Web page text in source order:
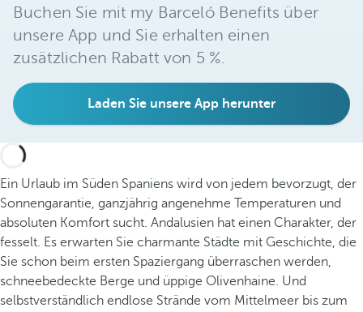
Buchen Sie mit my Barceló Benefits über
unsere App und Sie erhalten einen
zusätzlichen Rabatt von 5 %.
Laden Sie unsere App herunter
Ein Urlaub im Süden Spaniens wird von jedem bevorzugt, der
Sonnengarantie, ganzjährig angenehme Temperaturen und
absoluten Komfort sucht. Andalusien hat einen Charakter, der
fesselt. Es erwarten Sie charmante Städte mit Geschichte, die
Sie schon beim ersten Spaziergang überraschen werden,
schneebedeckte Berge und üppige Olivenhaine. Und
selbstverständlich endlose Strände vom Mittelmeer bis zum